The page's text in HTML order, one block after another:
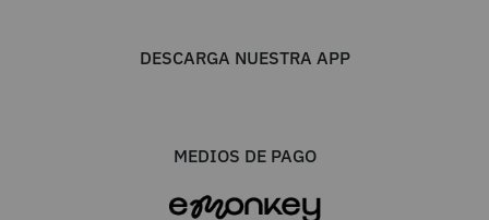
DESCARGA NUESTRA APP
MEDIOS DE PAGO